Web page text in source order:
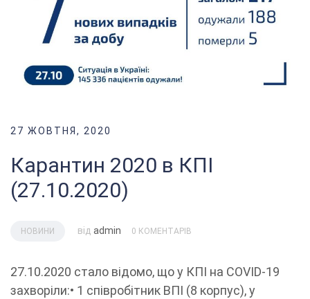
27 ЖОВТНЯ, 2020
Карантин 2020 в КПІ
(27.10.2020)
НОВИНИ від admin 0 КОМЕНТАРІВ
27.10.2020 стало відомо, що у КПІ на COVID-19
захворіли:• 1 співробітник ВПІ (8 корпус), у